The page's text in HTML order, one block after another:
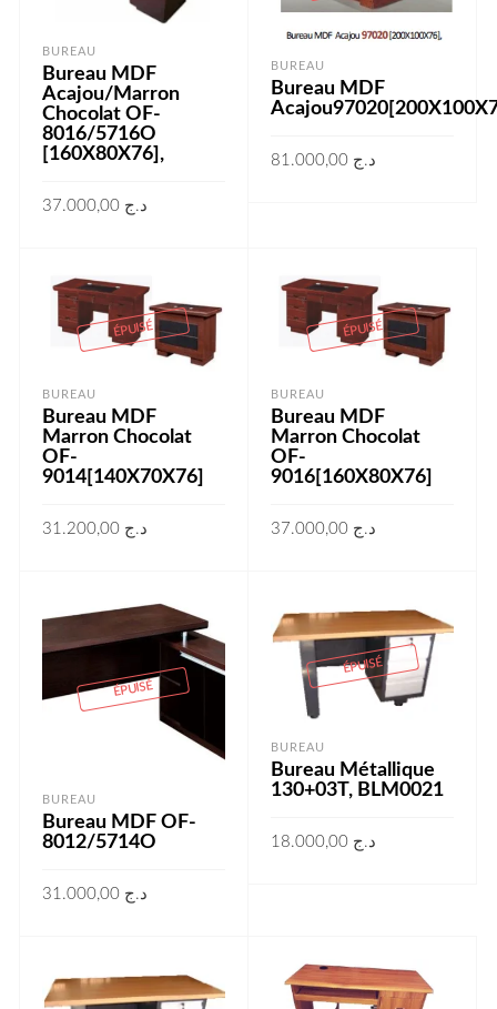
BUREAU
Bureau MDF
Acajou/Marron
Chocolat OF-
8016/5716O
[160X80X76],
د.ج 37.000,00
BUREAU
Bureau MDF
د.ج
ÉPUISÉ
BUREAU
Bureau MDF
Marron Chocolat
OF-
9014[140X70X76]
د.ج 31.200,00
ÉPUISÉ
BUREAU
Bureau MDF
Marron Chocolat
OF-
9016[160X80X76]
د.ج
ÉPUISÉ
BUREAU
Bureau MDF OF-
8012/5714O
د.ج 31.000,00
ÉPUISÉ
BUREAU
Bureau Métallique
130+03T, BLM0021
د.ج